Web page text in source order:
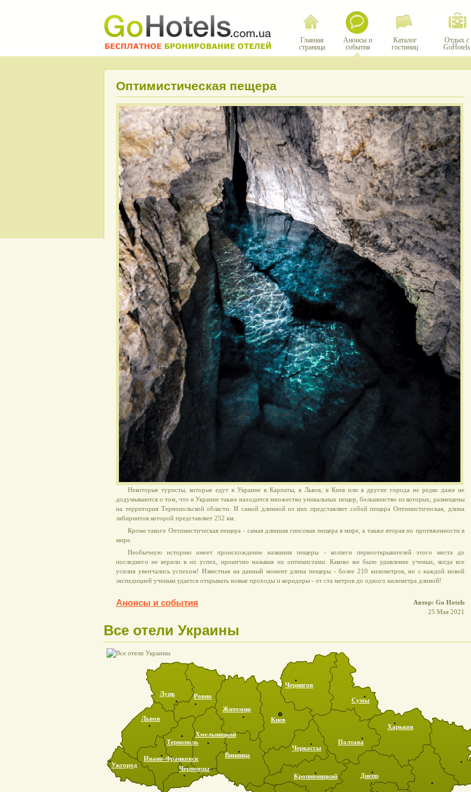
Главная
страница
Анонсы и
события
Каталог
гостиниц
Отдых с
GoHotels
Оптимистическая пещера
Некоторые туристы, которые едут в Украине в Карпаты, в Львов, в Киев или в другие города не редко даже не
додумываются о том, что в Украине также находится множество уникальных пещер, большинство из которых, размещены
на территория Тернопольской области. И самой длинной из них представляет собой пещера Оптимистическая, длина
лабиринтов которой представляет 252 км.
Кроме такого Оптимистическая пещера - самая длинная гипсовая пещера в мире, а также вторая по протяженности в
мире.
Необычную историю имеет происхождение названия пещеры - коллеги первооткрывателей этого места до
последнего не верили в их успех, иронично называя их оптимистами. Каково же было удивление ученых, когда все
усилия увенчались успехом! Известная на данный момент длина пещеры - более 210 километров, но с каждой новой
экспедицией ученым удается открывать новые проходы и коридоры - от ста метров до одного километра длиной!
Автор: Go Hotels
25 Мая 2021
Анонсы и события
Все отели Украины
Сумы
Харьков
Винница
Львов
Луцк
Ужгород
Ивано-Франковск
Ровно
Тернополь
Черновцы
Хмельницкий
Житомир
Киев
Чернигов
Полтава
Днепр
Черкассы
Кропивницкий